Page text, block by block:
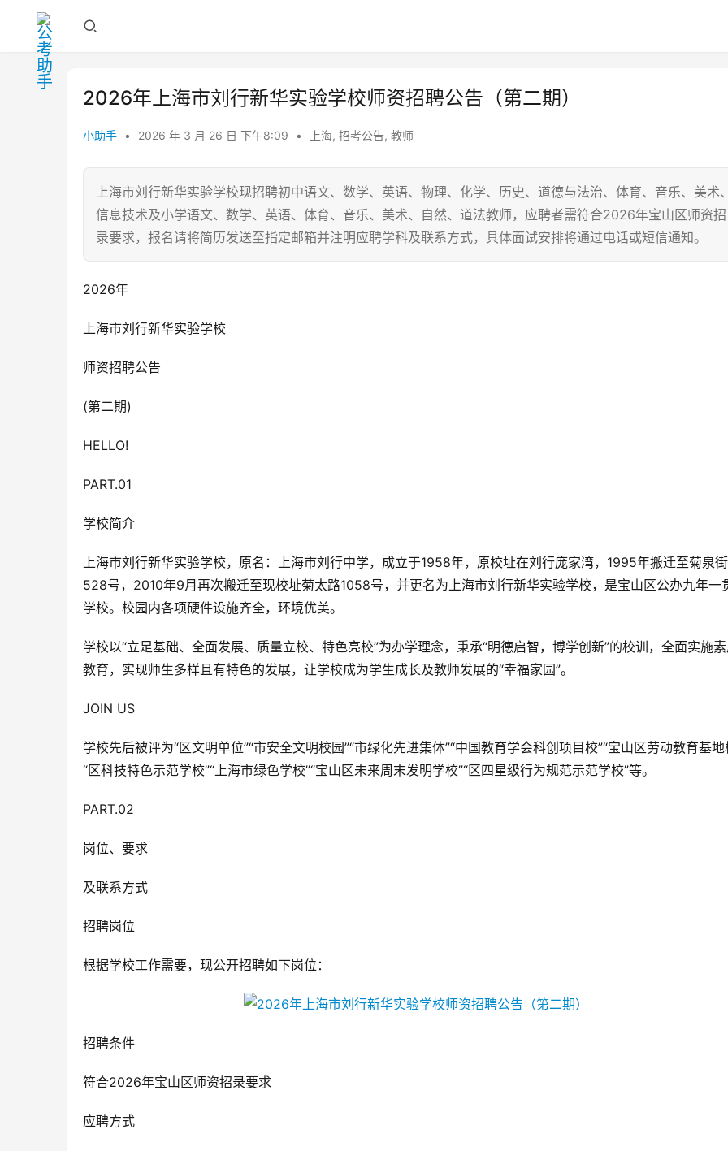
2026年上海市刘行新华实验学校师资招聘公告（第二期）
小助手 • 2026 年 3 月 26 日 下午8:09 • 上海, 招考公告, 教师
上海市刘行新华实验学校现招聘初中语文、数学、英语、物理、化学、历史、道德与法治、体育、音乐、美术
信息技术及小学语文、数学、英语、体育、音乐、美术、自然、道法教师，应聘者需符合2026年宝山区师资招
录要求，报名请将简历发送至指定邮箱并注明应聘学科及联系方式，具体面试安排将通过电话或短信通知。
2026年
上海市刘行新华实验学校
师资招聘公告
(第二期)
HELLO!
PART.01
学校简介
上海市刘行新华实验学校，原名：上海市刘行中学，成立于1958年，原校址在刘行庞家湾，1995年搬迁至菊泉街
528号，2010年9月再次搬迁至现校址菊太路1058号，并更名为上海市刘行新华实验学校，是宝山区公办九年一
学校。校园内各项硬件设施齐全，环境优美。
学校以“立足基础、全面发展、质量立校、特色亮校”为办学理念，秉承“明德启智，博学创新”的校训，全面实施
教育，实现师生多样且有特色的发展，让学校成为学生成长及教师发展的“幸福家园”。
JOIN US
学校先后被评为“区文明单位”“市安全文明校园”“市绿化先进集体”“中国教育学会科创项目校”“宝山区劳动教育基地
“区科技特色示范学校”“上海市绿色学校”“宝山区未来周末发明学校”“区四星级行为规范示范学校”等。
PART.02
岗位、要求
及联系方式
招聘岗位
根据学校工作需要，现公开招聘如下岗位：
招聘条件
符合2026年宝山区师资招录要求
应聘方式